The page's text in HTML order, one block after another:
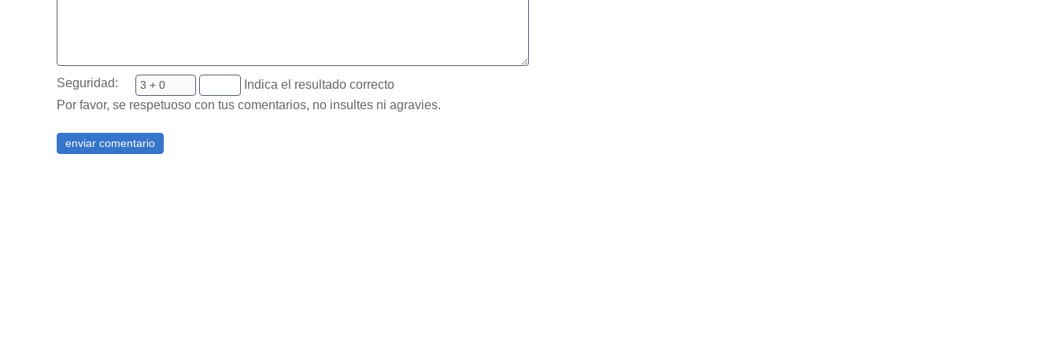
Seguridad:
Indica el resultado correcto
Por favor, se respetuoso con tus comentarios, no insultes ni agravies.